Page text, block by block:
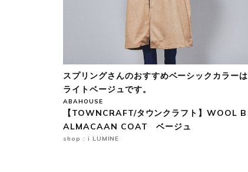
スプリングさんのおすすめベーシックカラーは
ライトベージュです。
ABAHOUSE
【TOWNCRAFT/タウンクラフト】WOOL B
ALMACAAN COAT ベージュ
shop : i LUMINE